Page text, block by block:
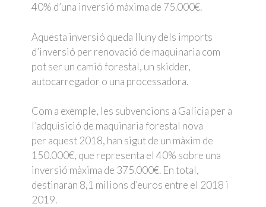
40% d’una inversió màxima de 75.000€.
Aquesta inversió queda lluny dels imports
d’inversió per renovació de maquinaria com
pot ser un camió forestal, un skidder,
autocarregador o una processadora.
Com a exemple, les subvencions a Galícia per a
l’adquisició de maquinaria forestal nova
per aquest 2018, han sigut de un màxim de
150.000€, que representa el 40% sobre una
inversió màxima de 375.000€. En total,
destinaran 8,1 milions d’euros entre el 2018 i
2019.